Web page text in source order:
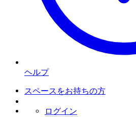
ヘルプ
スペースをお持ちの方
ログイン